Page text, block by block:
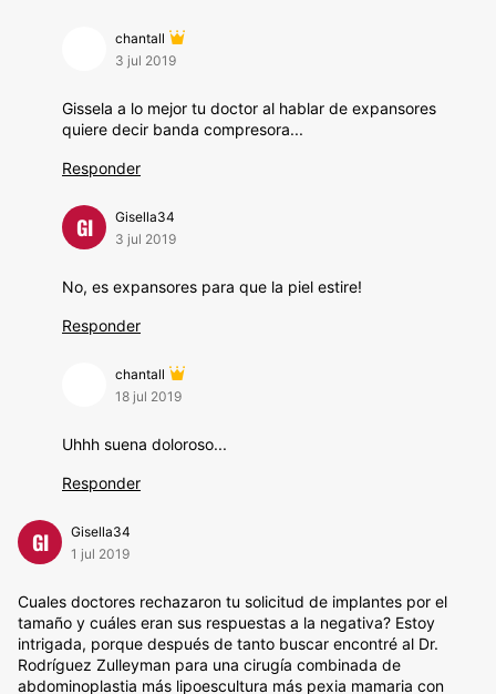
chantall
3 jul 2019
Gissela a lo mejor tu doctor al hablar de expansores
quiere decir banda compresora...
Responder
GI
Gisella34
3 jul 2019
No, es expansores para que la piel estire!
Responder
chantall
18 jul 2019
Uhhh suena doloroso...
Responder
GI
Gisella34
1 jul 2019
Cuales doctores rechazaron tu solicitud de implantes por el
tamaño y cuáles eran sus respuestas a la negativa? Estoy
intrigada, porque después de tanto buscar encontré al Dr.
Rodríguez Zulleyman para una cirugía combinada de
abdominoplastia más lipoescultura más pexia mamaria con